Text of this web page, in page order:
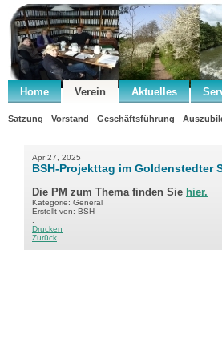
Home Verein Aktuelles
Satzung Vorstand Geschäftsführung
.
Apr 27, 2025
BSH-Projekttag im Goldenstedter
Die PM zum Thema finden Sie hier.
Kategorie: General
Erstellt von: BSH
Drucken
Zurück